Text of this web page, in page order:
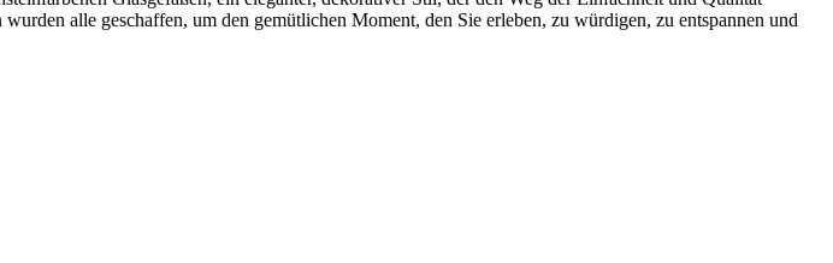
alle geschaffen, um den gemütlichen Moment, den Sie erleben, zu würdigen, zu entspannen und